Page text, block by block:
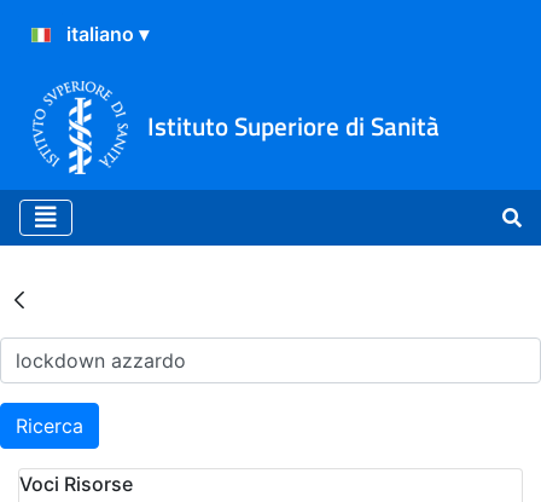
Istituto Superiore di Sanità
Risultati della Ricerca -
Ricerca
Voci Risorse